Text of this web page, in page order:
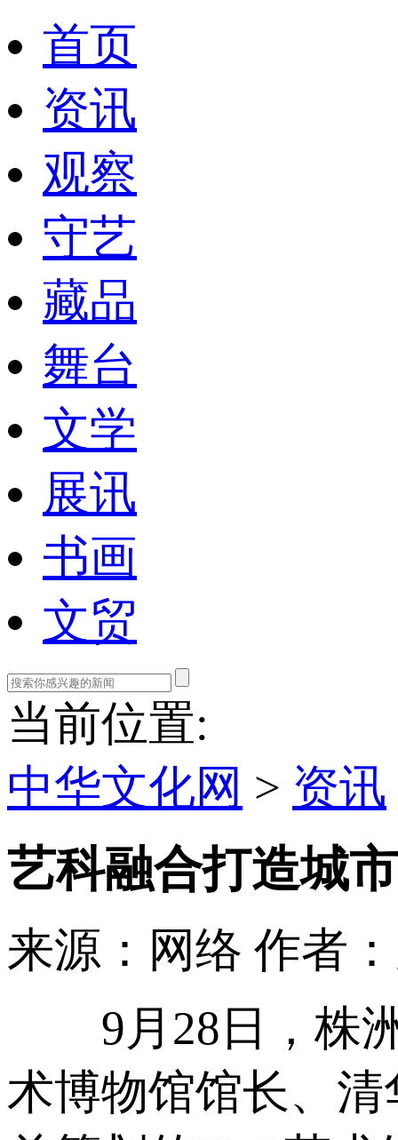
首页
资讯
观察
守艺
藏品
舞台
文学
展讯
书画
文贸
当前位置:
中华文化网 > 资讯
艺科融合打造城
来源：网络 作者
9月28日，株洲
术博物馆馆长、